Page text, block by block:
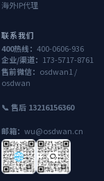
海外IP代理
联系我们
400热线： 400-0606-936
企业/渠道： 173-5717-8761
售前微信： osdwan1 /
osdwan
📞 售后 13216156360
邮箱： wu@osdwan.cn